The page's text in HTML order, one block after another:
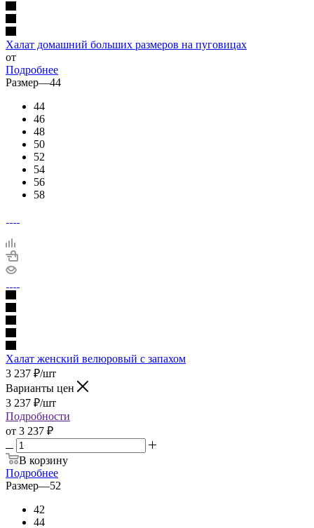
Халат домашний больших размеров на пуговицах
от
Подробнее
Размер—44
44
46
48
50
52
54
56
58
Халат женский велюровый с запахом
3 237 ₽/шт
Варианты цен
3 237 ₽/шт
Подробности
от 3 237 ₽
В корзину
Подробнее
Размер—52
42
44